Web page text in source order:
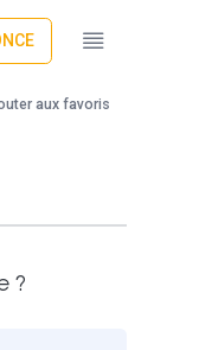
aux favoris
?